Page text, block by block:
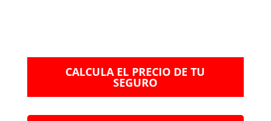
CALCULA EL PRECIO DE TU
SEGURO